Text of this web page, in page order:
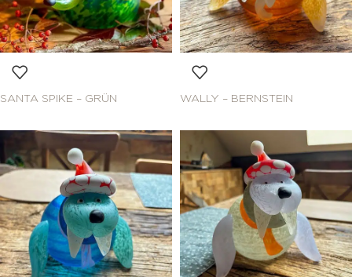
SANTA SPIKE – GRÜN WALLY – BERNSTEIN